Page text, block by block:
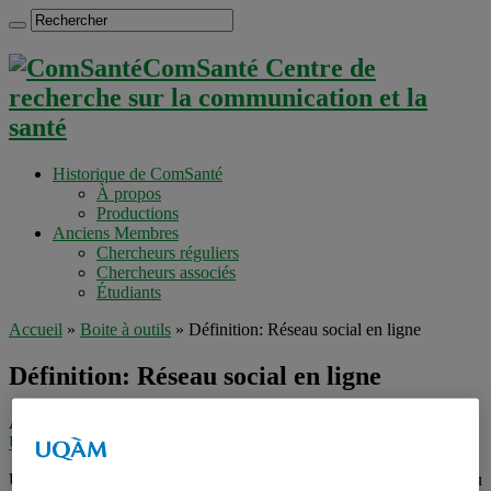
ComSanté Centre de
recherche sur la communication et la
santé
Historique de ComSanté
À propos
Productions
Anciens Membres
Chercheurs réguliers
Chercheurs associés
Étudiants
Accueil » Boite à outils » Définition: Réseau social en ligne
Définition: Réseau social en ligne
Auteur :
Uncategorized
Un réseau social en ligne est un rassemblement d’individus ou